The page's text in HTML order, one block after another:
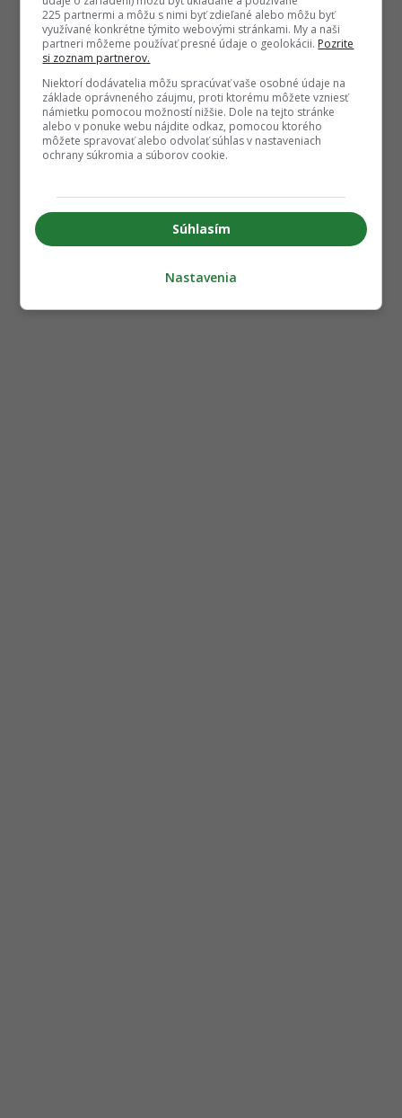
225 partnermi a môžu s nimi byť zdieľané alebo môžu byť
využívané konkrétne týmito webovými stránkami. My a naši
partneri môžeme používať presné údaje o geolokácii. Pozrite
si zoznam partnerov.
Niektorí dodávatelia môžu spracúvať vaše osobné údaje na
základe oprávneného záujmu, proti ktorému môžete vzniesť
námietku pomocou možností nižšie. Dole na tejto stránke
alebo v ponuke webu nájdite odkaz, pomocou ktorého
môžete spravovať alebo odvolať súhlas v nastaveniach
ochrany súkromia a súborov cookie.
Súhlasím
Nastavenia